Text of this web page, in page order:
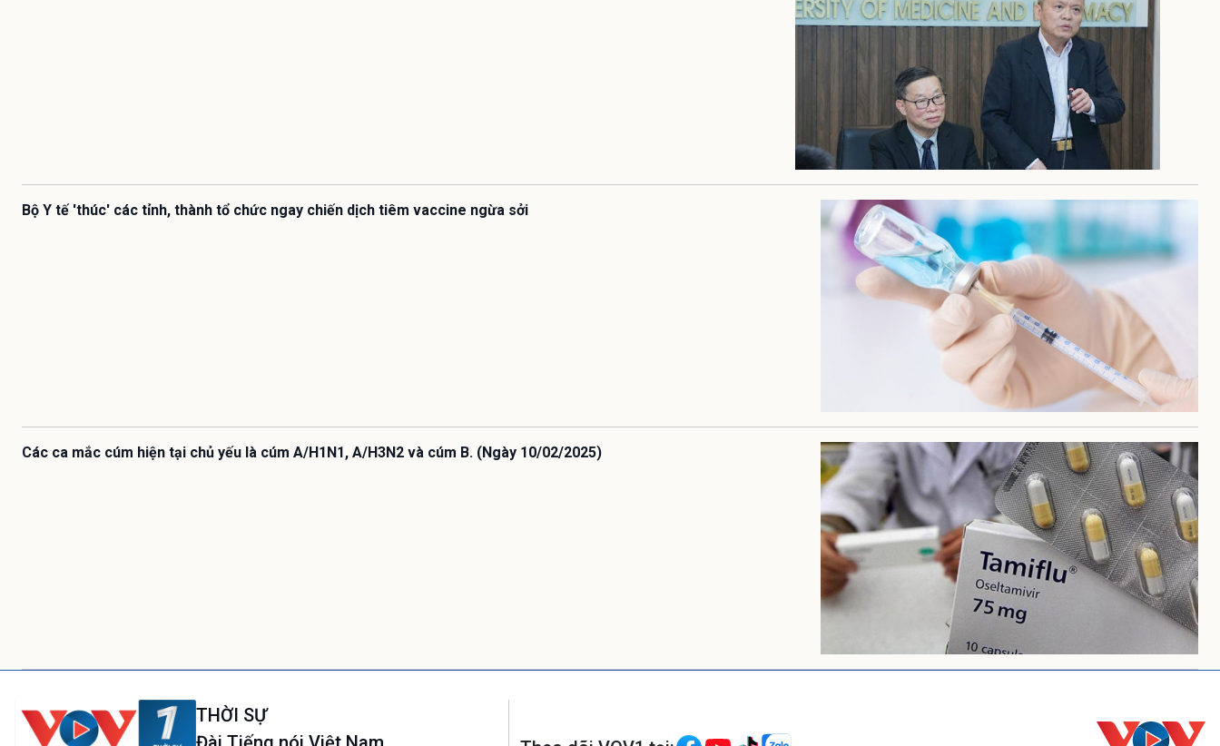
Bộ Y tế 'thúc' các tỉnh, thành tổ chức ngay chiến dịch tiêm vaccine ngừa sởi
Các ca mắc cúm hiện tại chủ yếu là cúm A/H1N1, A/H3N2 và cúm B. (Ngày 10/02/2025)
THỜI SỰ